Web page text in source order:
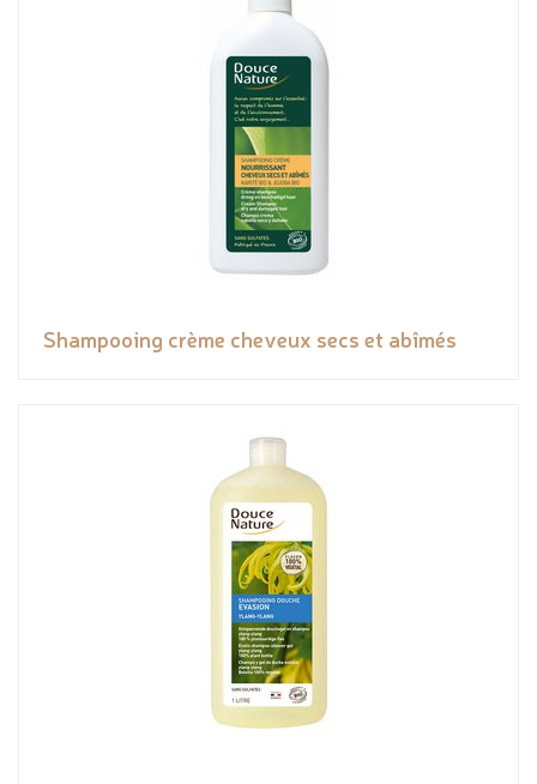
Shampooing crème cheveux secs et abîmés